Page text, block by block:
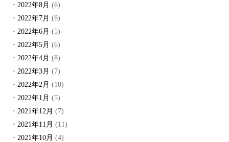
2022年8月 (6)
2022年7月 (6)
2022年6月 (5)
2022年5月 (6)
2022年4月 (8)
2022年3月 (7)
2022年2月 (10)
2022年1月 (5)
2021年12月 (7)
2021年11月 (11)
2021年10月 (4)